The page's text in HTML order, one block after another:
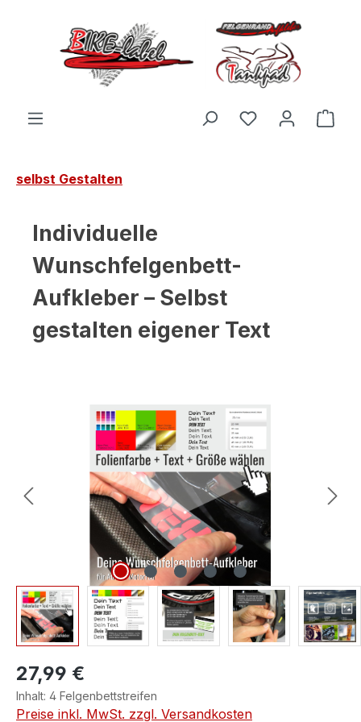
Zum Hauptinhalt springen
Du hast 0
selbst Gestalten
Individuelle
Wunschfelgenbett-
Aufkleber – Selbst
gestalten eigener Text
Bildergalerie überspringen
27,99 €
Inhalt: 4 Felgenbettstreifen
Preise inkl. MwSt. zzgl. Versandkosten